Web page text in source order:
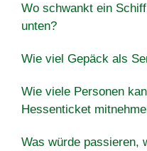
Wo schwankt ein
unten?
Wie viel Gepäck als
Wie viele Personen
Hessenticket
Was würde passieren,